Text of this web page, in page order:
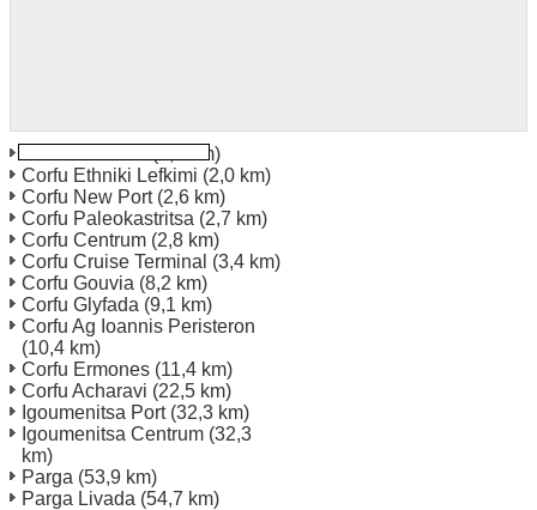
(1,0 km)
Corfu Ethniki Lefkimi (2,0 km)
Corfu New Port(2,6 km)
Corfu Paleokastritsa (2,7 km)
Corfu Centrum (2,8 km)
Corfu Cruise Terminal (3,4 km)
Corfu Gouvia (8,2 km)
Corfu Glyfada (9,1 km)
Corfu Ag Ioannis Peristeron
(10,4 km)
Corfu Ermones (11,4 km)
Corfu Acharavi (22,5 km)
Igoumenitsa Port(32,3 km)
Igoumenitsa Centrum (32,3
km)
Parga (53,9 km)
Parga Livada (54,7 km)